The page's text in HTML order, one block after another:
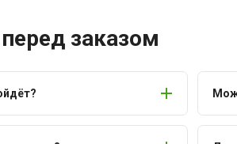
заказом